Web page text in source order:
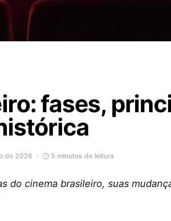
fases,
de 2026 5 minutos de leitura
do cinema brasileiro, suas